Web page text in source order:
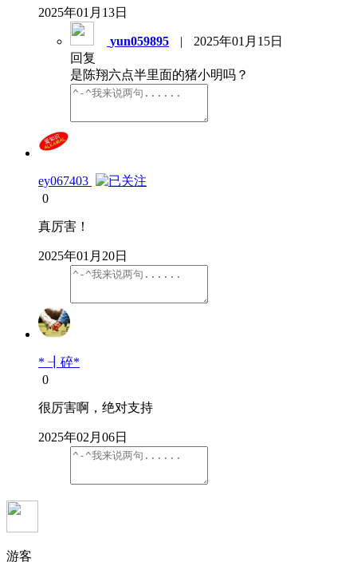
2025年01月13日
yun059895 |
2025年01月15日
回复
是陈翔六点半里面的猪小明吗？
ey067403
0
真厉害！
2025年01月20日
* ┨碎*
0
很厉害啊，绝对支持
2025年02月06日
游客